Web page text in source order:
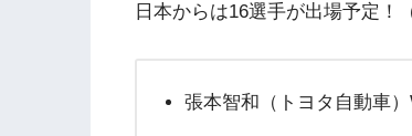
日本からは16選手が出場予定！
張本智和（トヨタ自動車